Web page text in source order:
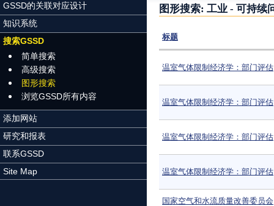
GSSD的关联对应设计
知识系统
搜索GSSD
简单搜索
高级搜索
图形搜索
浏览GSSD所有内容
添加网站
研究和报表
联系GSSD
Site Map
图形搜索: 工业 - 可持续
标题
温室气体限制经济学：部门评估
温室气体限制经济学：部门评估
温室气体限制经济学：部门评估
温室气体限制经济学：部门评估
国家空气和水流质量改善委员会